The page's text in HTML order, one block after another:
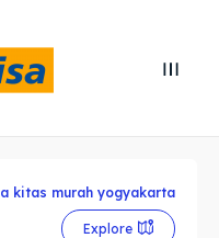
Cari
Cari
kitas murah yogyakarta
Explore